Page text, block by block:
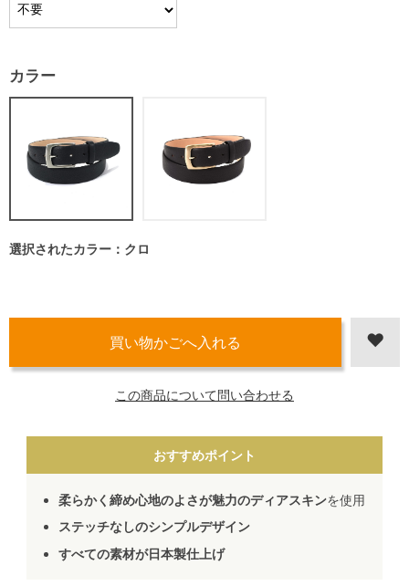
カラー
選択されたカラー：クロ
この商品について問い合わせる
おすすめポイント
柔らかく締め心地のよさが魅力のディアスキンを使用
ステッチなしのシンプルデザイン
すべての素材が日本製仕上げ